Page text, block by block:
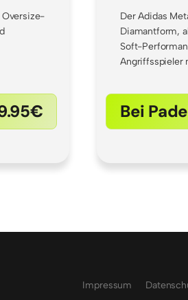
Der Adidas
Diamantform,
Soft-
Angriffsspieler
Bei
Impressum